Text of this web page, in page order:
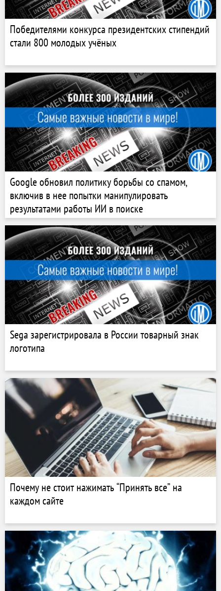
Победителями конкурса президентских стипендий
стали 800 молодых учёных
Google обновил политику борьбы со спамом,
включив в нее попытки манипулировать
результатами работы ИИ в поиске
Sega зарегистрировала в России товарный знак
логотипа
Почему не стоит нажимать “Принять все” на
каждом сайте